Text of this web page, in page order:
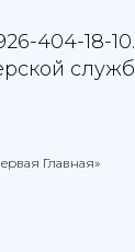
404-18-10.
Главная»